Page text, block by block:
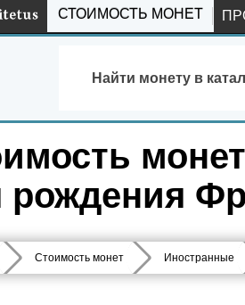
СТОИМОСТЬ МОНЕТ
Найти монету в
рождения
Стоимость монет Иностранные